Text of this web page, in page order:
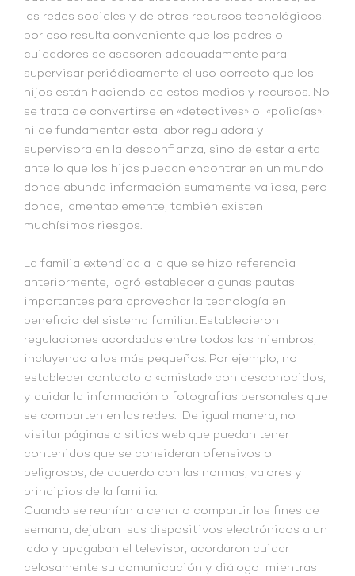
las redes sociales y de otros recursos tecnológicos,
por eso resulta conveniente que los padres o
cuidadores se asesoren adecuadamente para
supervisar periódicamente el uso correcto que los
hijos están haciendo de estos medios y recursos. No
se trata de convertirse en «detectives» o «policías»,
ni de fundamentar esta labor reguladora y
supervisora en la desconfianza, sino de estar alerta
ante lo que los hijos puedan encontrar en un mundo
donde abunda información sumamente valiosa, pero
donde, lamentablemente, también existen
muchísimos riesgos.
La familia extendida a la que se hizo referencia
anteriormente, logró establecer algunas pautas
importantes para aprovechar la tecnología en
beneficio del sistema familiar. Establecieron
regulaciones acordadas entre todos los miembros,
incluyendo a los más pequeños. Por ejemplo, no
establecer contacto o «amistad» con desconocidos,
y cuidar la información o fotografías personales que
se comparten en las redes. De igual manera, no
visitar páginas o sitios web que puedan tener
contenidos que se consideran ofensivos o
peligrosos, de acuerdo con las normas, valores y
principios de la familia.
Cuando se reunían a cenar o compartir los fines de
semana, dejaban sus dispositivos electrónicos a un
lado y apagaban el televisor, acordaron cuidar
celosamente su comunicación y diálogo mientras